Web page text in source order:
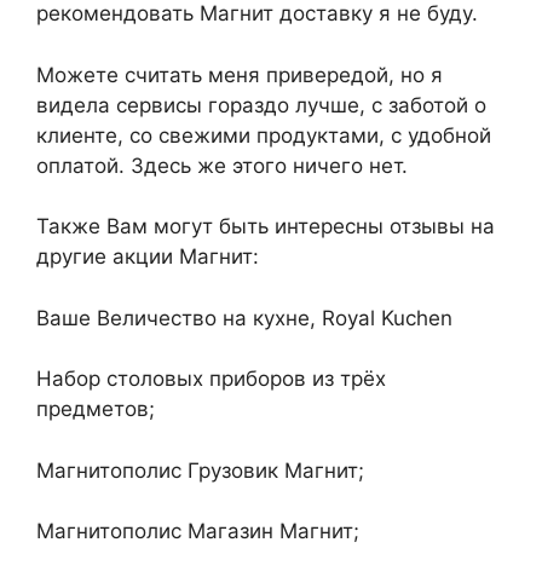
рекомендовать Магнит доставку я не буду.
Можете считать меня привередой, но я
видела сервисы гораздо лучше, с заботой о
клиенте, со свежими продуктами, с удобной
оплатой. Здесь же этого ничего нет.
Также Вам могут быть интересны отзывы на
другие акции Магнит:
Ваше Величество на кухне, Royal Kuchen
Набор столовых приборов из трёх
предметов;
Магнитополис Грузовик Магнит;
Магнитополис Магазин Магнит;